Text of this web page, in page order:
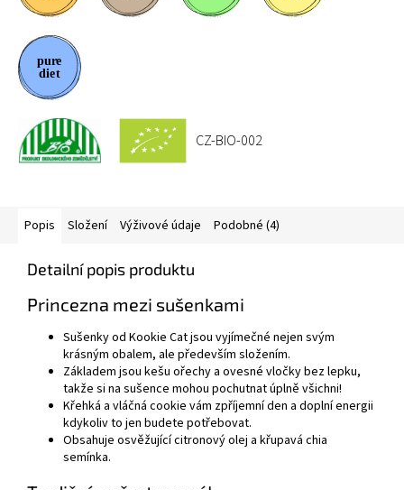
CZ-BIO-002
Popis Složení Výživové údaje Podobné (4)
Detailní popis produktu
Princezna mezi sušenkami
Sušenky od Kookie Cat jsou vyjímečné nejen svým
krásným obalem, ale především složením.
Základem jsou kešu ořechy a ovesné vločky bez lepku,
takže si na sušence mohou pochutnat úplně všichni!
Křehká a vláčná cookie vám zpříjemní den a doplní energii
kdykoliv to jen budete potřebovat.
Obsahuje osvěžující citronový olej a křupavá chia
semínka.